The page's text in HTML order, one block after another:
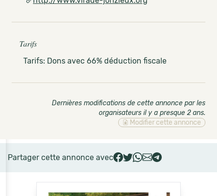
Tarifs
Tarifs: Dons avec 66% déduction fiscale
Dernières modifications de cette annonce par les
organisateurs il y a presque 2 ans.
Modifier cette annonce
Partager cette annonce avec